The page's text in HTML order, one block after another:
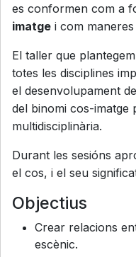
es conformen com a
imatge i com maneres
El taller que
totes les disciplines
el desenvolupament
del binomi cos-imatge
multidisciplinària.
Durant les sesións
el cos, i el seu
Objectius
Crear relacions
escènic.